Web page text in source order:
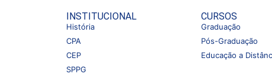
INSTITUCIONAL
História
CPA
CEP
SPPG
CURSOS
Graduação
Pós-Graduação
Educação a